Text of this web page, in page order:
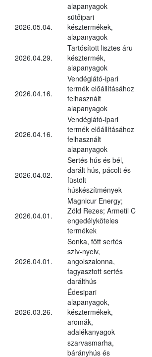
alapanyagok
2026.05.04.
sütőipari
késztermékek,
alapanyagok
2026.04.29.
Tartósított lisztes áru
késztermék,
alapanyagok
2026.04.16.
Vendéglátó-ipari
termék előállításához
felhasznált
alapanyagok
2026.04.16.
Vendéglátó-ipari
termék előállításához
felhasznált
alapanyagok
2026.04.02.
Sertés hús és bél,
darált hús, pácolt és
füstölt
húskészítmények
2026.04.01.
Magnicur Energy;
Zöld Rezes; Armetil C
engedélyköteles
termékek
2026.04.01.
Sonka, főtt sertés
szív-nyelv,
angolszalonna,
fagyasztott sertés
darálthús
2026.03.26.
Édesipari
alapanyagok,
késztermékek,
aromák,
adalékanyagok
szarvasmarha,
bárányhús és